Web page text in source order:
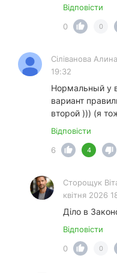
Відповісти
0
0
Сіліванова Алина
19:32
Нормальный у
вариант
второй ))) (я
Відповісти
6
4
Сторощук
квітня 2026
Діло в
Відповісти
0
0